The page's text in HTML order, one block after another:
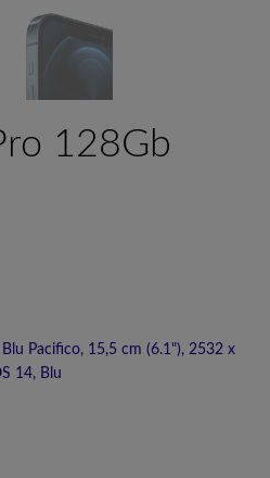
128Gb
Pacifico, 15,5 cm (6.1"), 2532 x
14, Blu